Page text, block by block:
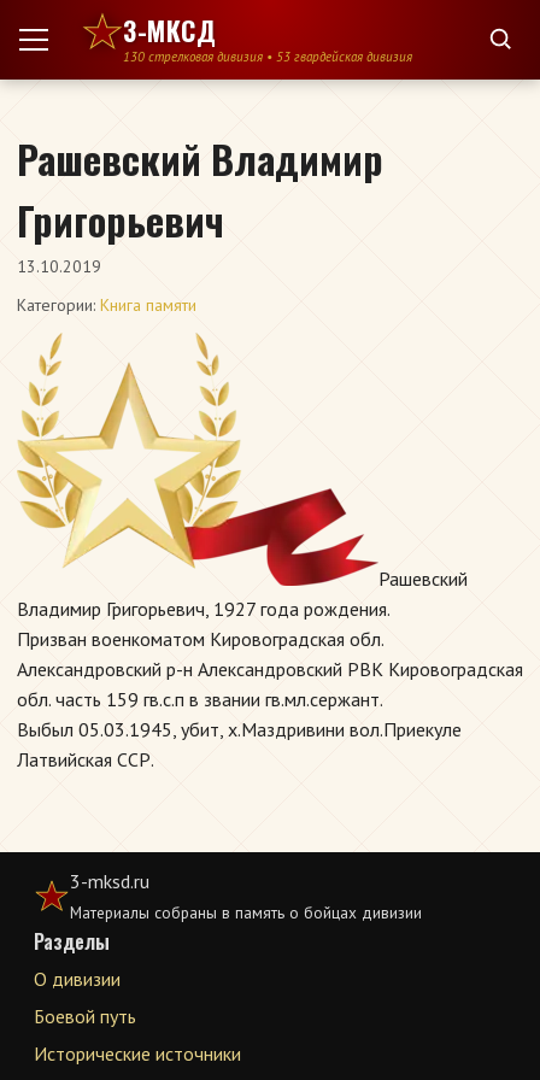
Перейти к содержимому
3-МКСД
130 стрелковая дивизия • 53 гвардейская дивизия
Рашевский Владимир
Григорьевич
13.10.2019
Категории: Книга памяти
Рашевский
Владимир Григорьевич, 1927 года рождения.
Призван военкоматом Кировоградская обл.
Александровский р-н Александровский РВК Кировоградская
обл. часть 159 гв.с.п в звании гв.мл.сержант.
Выбыл 05.03.1945, убит, х.Маздривини вол.Приекуле
Латвийская ССР.
3-mksd.ru
Материалы собраны в память о бойцах дивизии
Разделы
О дивизии
Боевой путь
Исторические источники